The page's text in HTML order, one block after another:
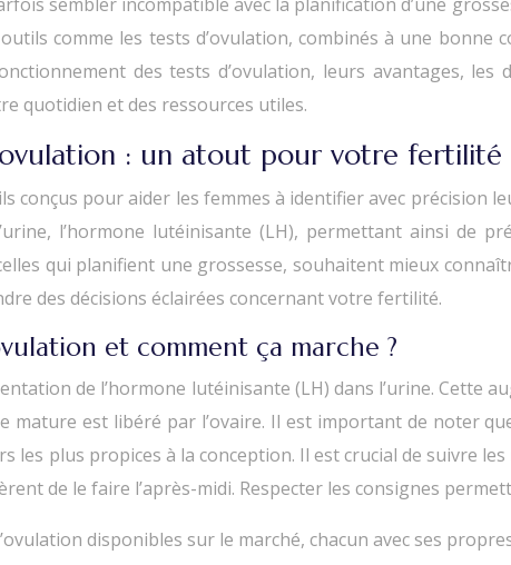
comme les tests d’ovulation, combinés à une
des tests d’ovulation, leurs avantages,
quotidien et des ressources utiles.
: un atout pour votre fertilité
conçus pour aider les femmes à identifier avec
l’hormone lutéinisante (LH), permettant ainsi de
qui planifient une grossesse, souhaitent mieux
des décisions éclairées concernant votre fertilité.
et comment ça marche ?
de l’hormone lutéinisante (LH) dans l’urine.
mature est libéré par l’ovaire. Il est important de noter
les plus propices à la conception. Il est crucial de suivre
de le faire l’après-midi. Respecter les consignes
disponibles sur le marché, chacun avec ses